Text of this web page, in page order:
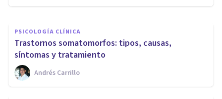
PSICOLOGÍA CLÍNICA
Trastornos somatomorfos: tipos, causas,
síntomas y tratamiento
Andrés Carrillo